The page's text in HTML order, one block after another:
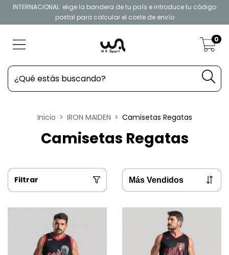
INTERNACIONAL: elige la bandera de tu país e introduce tu código
postal para calcular el coste de envío
0
Inicio > IRON MAIDEN > Camisetas Regatas
Camisetas Regatas
Filtrar